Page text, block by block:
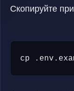
Скопируйте
cp